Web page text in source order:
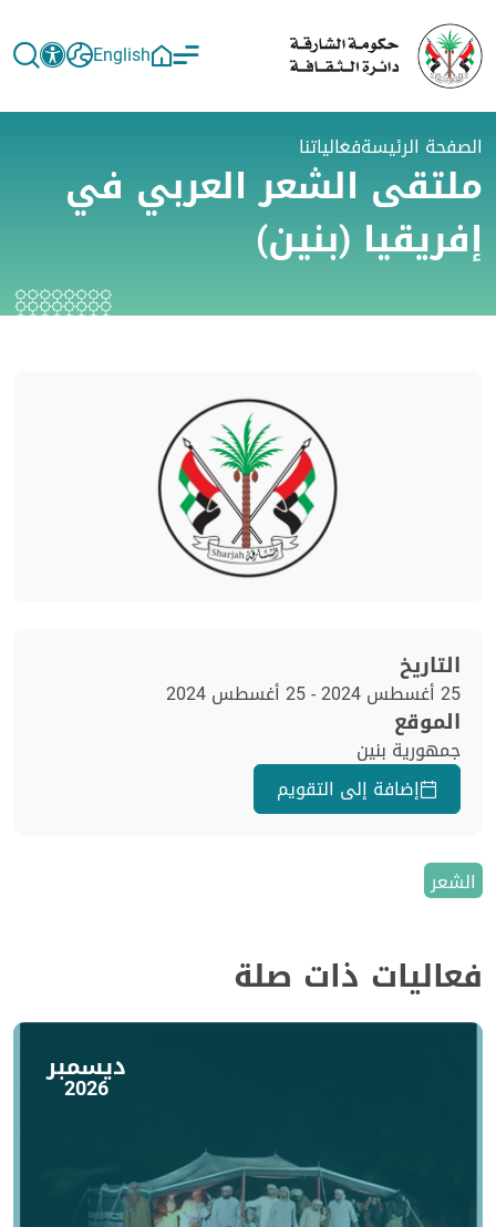
English
الصفحة الرئيسةفعالياتنا
ملتقى الشعر العربي في
إفريقيا (بنين)
التاريخ
25 أغسطس 2024 - 25 أغسطس 2024
الموقع
جمهورية بنين
إضافة إلى التقويم
الشعر
فعاليات ذات صلة
ديسمبر
2026